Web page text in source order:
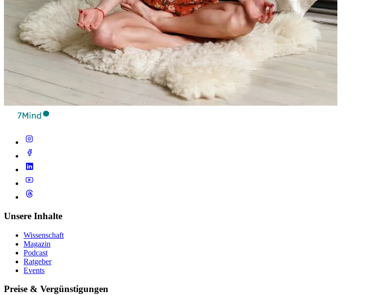
Unsere Inhalte
Wissenschaft
Magazin
Podcast
Ratgeber
Events
Preise & Vergünstigungen